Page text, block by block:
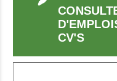
CV'S